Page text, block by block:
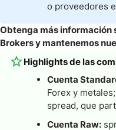
o proveedores
Obtenga más información
Brokers y mantenemos
Highlights de las
Cuenta
Forex y
spread, que
Cuenta Raw: